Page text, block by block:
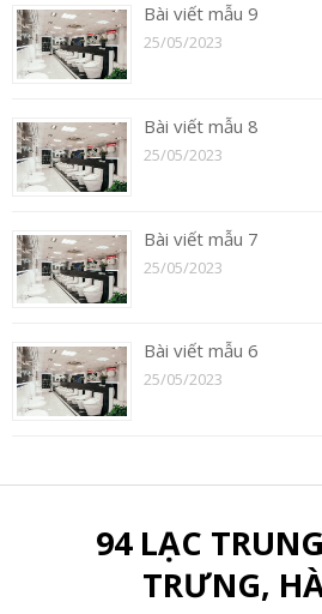
Bài viết mẫu 9
25/05/2023
Bài viết mẫu 8
25/05/2023
Bài viết mẫu 7
25/05/2023
Bài viết mẫu 6
25/05/2023
94 LẠC
TRƯNG,